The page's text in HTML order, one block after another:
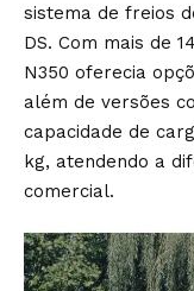
sistema de freios
DS. Com mais de
N350 oferecia
além de versões
capacidade de
kg, atendendo a
comercial.